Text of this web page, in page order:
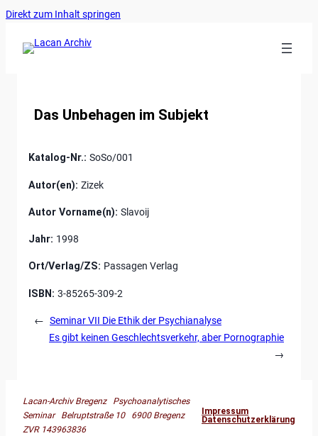
Direkt zum Inhalt springen
Das Unbehagen im Subjekt
Katalog-Nr.: SoSo/001
Autor(en): Zizek
Autor Vorname(n): Slavoij
Jahr: 1998
Ort/Verlag/ZS: Passagen Verlag
ISBN: 3-85265-309-2
← Seminar VII Die Ethik der Psychianalyse
Es gibt keinen Geschlechtsverkehr, aber Pornographie
→
Lacan-Archiv Bregenz Psychoanalytisches
Seminar Belruptstraße 10 6900 Bregenz
ZVR 143963836
Impressum
Datenschutzerklärung